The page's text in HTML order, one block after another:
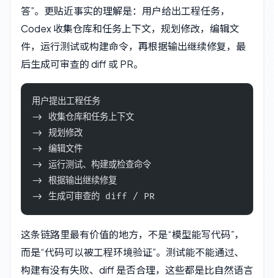
答”。更贴近事实的理解是：用户给出工程任务，
Codex 收集仓库和任务上下文，规划修改，编辑文
件，运行测试或构建命令，再根据输出继续修复，最
后生成可审查的 diff 或 PR。
用户提出工程任务
-> 收集仓库和任务上下文
-> 规划修改
-> 编辑文件
-> 运行测试、构建或检查命令
-> 根据输出继续修复
-> 生成可审查的 diff / PR
这条链路里最有价值的地方，不是“模型能写代码”，
而是“代码可以被工程环境验证”。测试能不能通过、
构建有没有失败、diff 是否合理，这些都是比自然语言